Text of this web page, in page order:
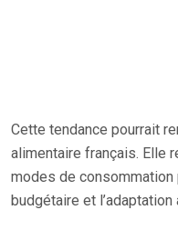
Cette tendance pourrait
alimentaire français. Elle
modes de
budgétaire et